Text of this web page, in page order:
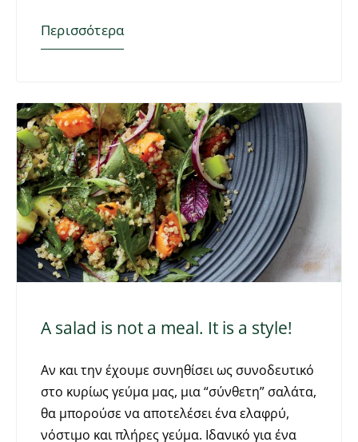
Περισσότερα
A salad is not a meal. It is a style!
Αν και την έχουμε συνηθίσει ως συνοδευτικό
στο κυρίως γεύμα μας, μια “σύνθετη” σαλάτα,
θα μπορούσε να αποτελέσει ένα ελαφρύ,
νόστιμο και πλήρες γεύμα. Ιδανικό για ένα